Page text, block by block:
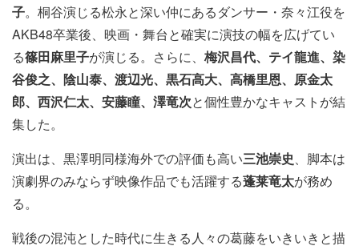
子。桐谷演じる松永と深い仲にあるダンサー・奈々江役を
AKB48卒業後、映画・舞台と確実に演技の幅を広げてい
る篠田麻里子が演じる。さらに、 梅沢昌代、テイ龍進、染
谷俊之、陰山泰、渡辺光、黒石高大、高橋里恩、原金太
郎、西沢仁太、安藤瞳、澤竜次と個性豊かなキャストが結
集した。
演出は、黒澤明同様海外での評価も高い三池崇史、脚本は
演劇界のみならず映像作品でも活躍する蓬莱竜太が務め
る。
戦後の混沌とした時代に生きる人々の葛藤をいきいきと描